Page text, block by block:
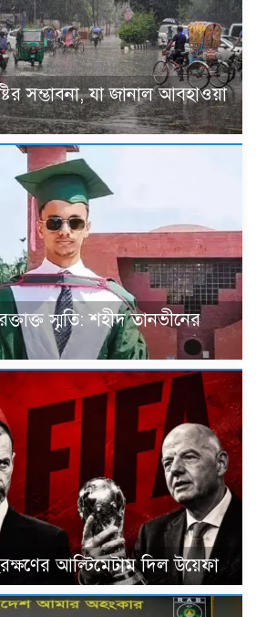
সম্ভাবনা, যা জানাল আবহাওয়া
স্মৃতি: শহীদ তানভীনের
আল্টিমেটাম দিল উয়েফা